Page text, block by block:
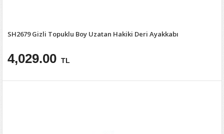
SH2679 Gizli Topuklu Boy Uzatan Hakiki Deri Ayakkabı
4,029.00 TL